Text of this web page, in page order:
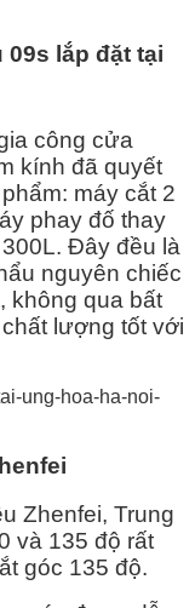
09s lắp đặt tại
công cửa
kính đã quyết
máy cắt 2
phay đố thay
Đây đều là
nguyên chiếc
không qua bất
lượng tốt với
Zhenfei, Trung
và 135 độ rất
góc 135 độ.